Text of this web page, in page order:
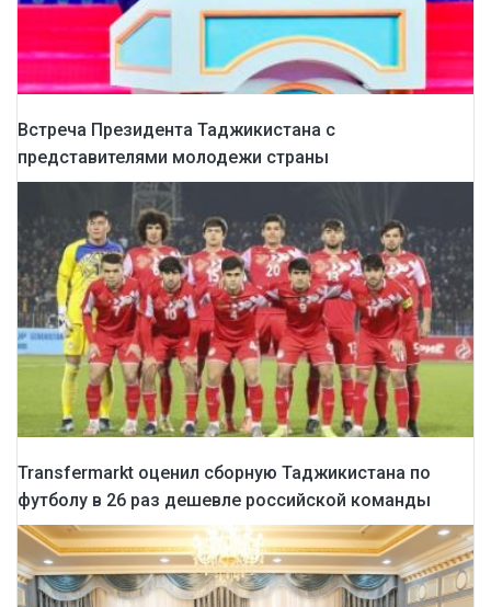
Встреча Президента Таджикистана с
представителями молодежи страны
Transfermarkt оценил сборную Таджикистана по
футболу в 26 раз дешевле российской команды